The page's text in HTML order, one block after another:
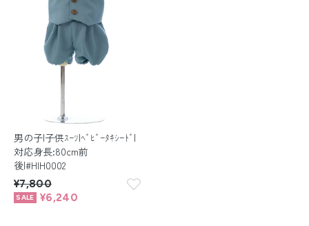
男の子|子供ｽｰﾂ|ﾍﾞﾋﾞｰﾀｷｼｰﾄﾞ|
対応身長:80cm前
後|#HIH0002
¥7,800
¥6,240